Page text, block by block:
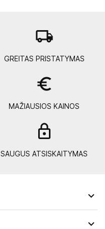
local_shipping
GREITAS PRISTATYMAS
euro_symbol
MAŽIAUSIOS KAINOS
SAUGUS ATSISKAITYMAS

